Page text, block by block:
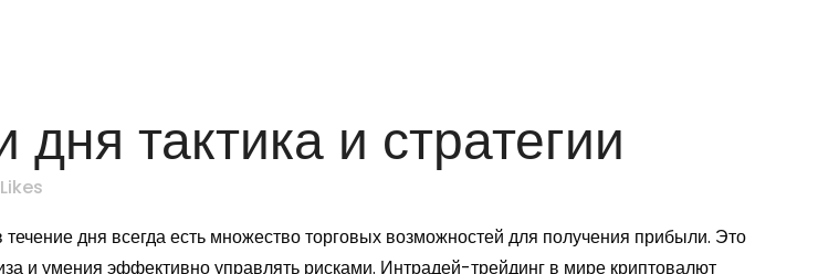
дня тактика и стратегии
Likes
дня всегда есть множество торговых возможностей для получения прибыли. Это
и умения эффективно управлять рисками. Интрадей-трейдинг в мире криптовалют